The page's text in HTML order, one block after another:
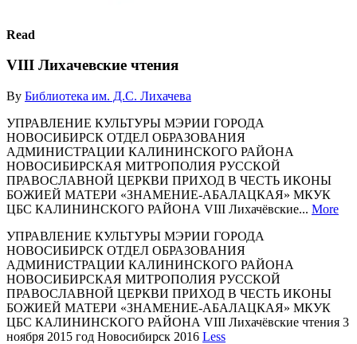
Read
VIII Лихачевские чтения
By Библиотека им. Д.С. Лихачева
УПРАВЛЕНИЕ КУЛЬТУРЫ МЭРИИ ГОРОДА
НОВОСИБИРСК ОТДЕЛ ОБРАЗОВАНИЯ
АДМИНИСТРАЦИИ КАЛИНИНСКОГО РАЙОНА
НОВОСИБИРСКАЯ МИТРОПОЛИЯ РУССКОЙ
ПРАВОСЛАВНОЙ ЦЕРКВИ ПРИХОД В ЧЕСТЬ ИКОНЫ
БОЖИЕЙ МАТЕРИ «ЗНАМЕНИЕ-АБАЛАЦКАЯ» МКУК
ЦБС КАЛИНИНСКОГО РАЙОНА VIII Лихачёвские... More
УПРАВЛЕНИЕ КУЛЬТУРЫ МЭРИИ ГОРОДА
НОВОСИБИРСК ОТДЕЛ ОБРАЗОВАНИЯ
АДМИНИСТРАЦИИ КАЛИНИНСКОГО РАЙОНА
НОВОСИБИРСКАЯ МИТРОПОЛИЯ РУССКОЙ
ПРАВОСЛАВНОЙ ЦЕРКВИ ПРИХОД В ЧЕСТЬ ИКОНЫ
БОЖИЕЙ МАТЕРИ «ЗНАМЕНИЕ-АБАЛАЦКАЯ» МКУК
ЦБС КАЛИНИНСКОГО РАЙОНА VIII Лихачёвские чтения 3
ноября 2015 год Новосибирск 2016 Less